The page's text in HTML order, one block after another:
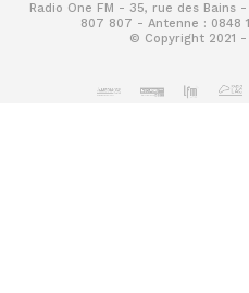
Radio One FM - 35, rue des Bains
807 807 - Antenne : 0848
© Copyright 2021 -